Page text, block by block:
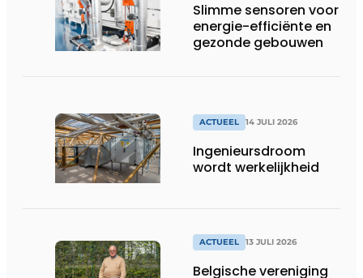
Slimme sensoren voor
energie-efficiënte en
gezonde gebouwen
ACTUEEL 14 JULI 2026
Ingenieursdroom
wordt werkelijkheid
ACTUEEL 13 JULI 2026
Belgische vereniging